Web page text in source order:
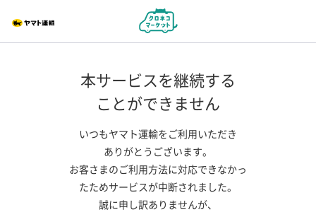
本サービスを継続する
ことができません
いつもヤマト運輸をご利用いただき
ありがとうございます。
お客さまのご利用方法に対応できなかっ
たためサービスが中断されました。
誠に申し訳ありませんが、